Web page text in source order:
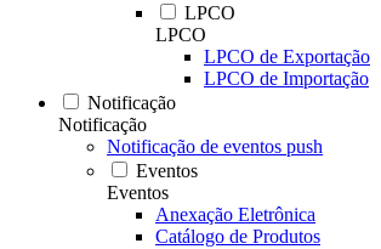
LPCO
LPCO
LPCO de Exportação
LPCO de Importação
Notificação
Notificação
Notificação de eventos push
Eventos
Eventos
Anexação Eletrônica
Catálogo de Produtos